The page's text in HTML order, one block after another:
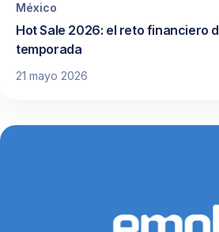
México
Hot Sale 2026: el reto financiero
temporada
21 mayo 2026